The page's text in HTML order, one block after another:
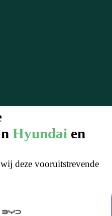
Hyundai en
deze vooruitstrevende